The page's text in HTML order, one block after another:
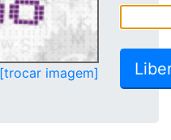
[trocar imagem]